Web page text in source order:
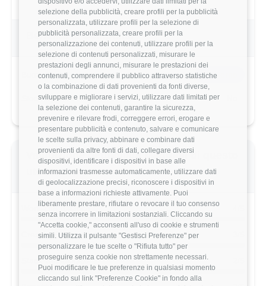
selezione della pubblicità, creare profili per la pubblicità
personalizzata, utilizzare profili per la selezione di
pubblicità personalizzata, creare profili per la
personalizzazione dei contenuti, utilizzare profili per la
selezione di contenuti personalizzati, misurare le
prestazioni degli annunci, misurare le prestazioni dei
contenuti, comprendere il pubblico attraverso statistiche
o la combinazione di dati provenienti da fonti diverse,
sviluppare e migliorare i servizi, utilizzare dati limitati per
la selezione dei contenuti, garantire la sicurezza,
prevenire e rilevare frodi, correggere errori, erogare e
presentare pubblicità e contenuto, salvare e comunicare
le scelte sulla privacy, abbinare e combinare dati
provenienti da altre fonti di dati, collegare diversi
dispositivi, identificare i dispositivi in base alle
informazioni trasmesse automaticamente, utilizzare dati
di geolocalizzazione precisi, riconoscere i dispositivi in
base a informazioni richieste attivamente. Puoi
liberamente prestare, rifiutare o revocare il tuo consenso
senza incorrere in limitazioni sostanziali. Cliccando su
"Accetta cookie," acconsenti all'uso di cookie e strumenti
simili. Utilizza il pulsante "Gestisci Preferenze" per
personalizzare le tue scelte o "Rifiuta tutto" per
proseguire senza cookie non strettamente necessari.
Puoi modificare le tue preferenze in qualsiasi momento
cliccando sul link "Preferenze Cookie" in fondo alla
Statistiche
Campione
928 stipendi
Esperienza
7-9 anni
Vuoi comparare il tuo
stipendio?
Scopri come il tuo stipendio si posiziona
rispetto al mercato con analisi
dettagliate per ruolo, esperienza e
località.
Vai al comparatore completo